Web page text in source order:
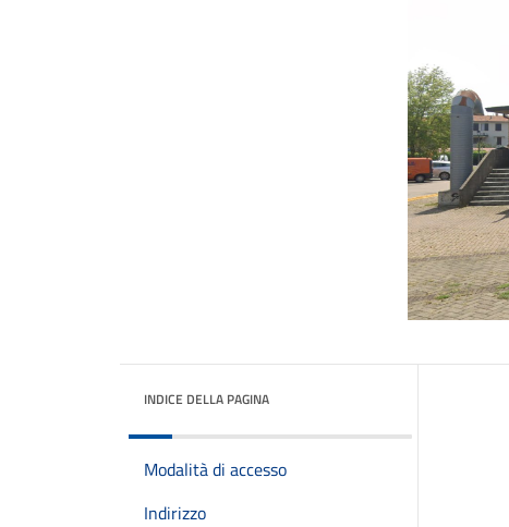
INDICE DELLA PAGINA
Modalità di accesso
Indirizzo